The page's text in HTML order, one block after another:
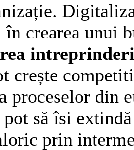
crearea unui
crește
proceselor din
să îsi
prin